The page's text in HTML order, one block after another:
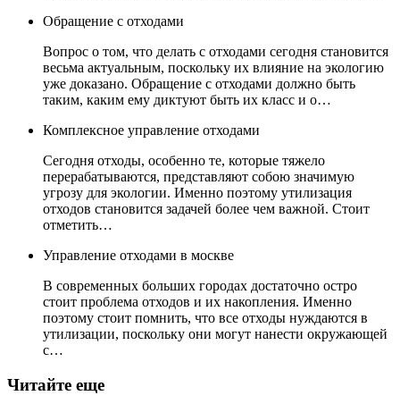
Обращение с отходами
Вопрос о том, что делать с отходами сегодня становится
весьма актуальным, поскольку их влияние на экологию
уже доказано. Обращение с отходами должно быть
таким, каким ему диктуют быть их класс и о…
Комплексное управление отходами
Сегодня отходы, особенно те, которые тяжело
перерабатываются, представляют собою значимую
угрозу для экологии. Именно поэтому утилизация
отходов становится задачей более чем важной. Стоит
отметить…
Управление отходами в москве
В современных больших городах достаточно остро
стоит проблема отходов и их накопления. Именно
поэтому стоит помнить, что все отходы нуждаются в
утилизации, поскольку они могут нанести окружающей
с…
Читайте еще